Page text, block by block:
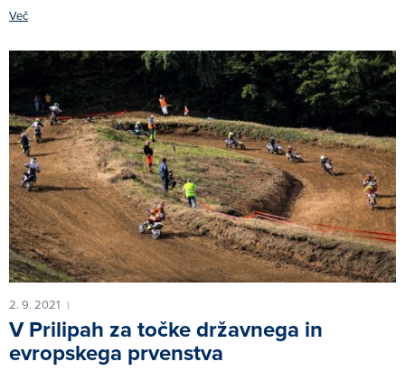
Več
2. 9. 2021 |
V Prilipah za točke državnega in
evropskega prvenstva